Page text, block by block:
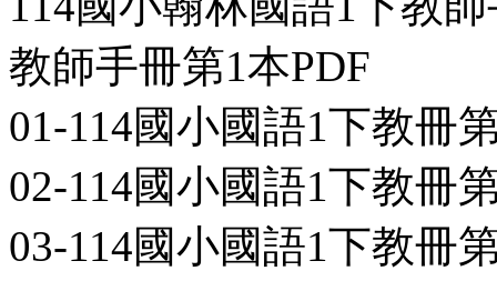
教師手冊第1本PDF
01-114國小國語1下教冊
02-114國小國語1下教冊
03-114國小國語1下教冊